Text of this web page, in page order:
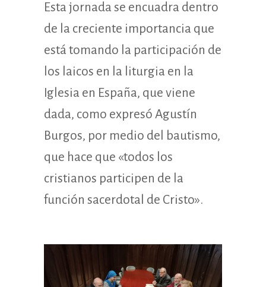
Esta jornada se encuadra dentro
de la creciente importancia que
está tomando la participación de
los laicos en la liturgia en la
Iglesia en España, que viene
dada, como expresó Agustín
Burgos, por medio del bautismo,
que hace que «todos los
cristianos participen de la
función sacerdotal de Cristo».